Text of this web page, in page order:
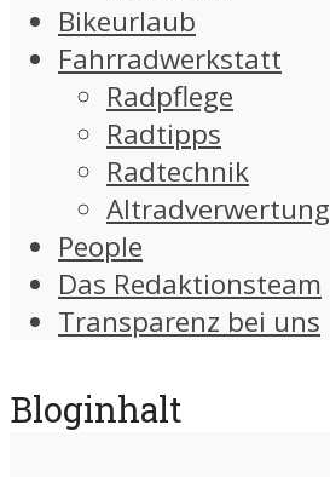
Bikeurlaub
Fahrradwerkstatt
Radpflege
Radtipps
Radtechnik
Altradverwertung
People
Das Redaktionsteam
Transparenz bei uns
Bloginhalt